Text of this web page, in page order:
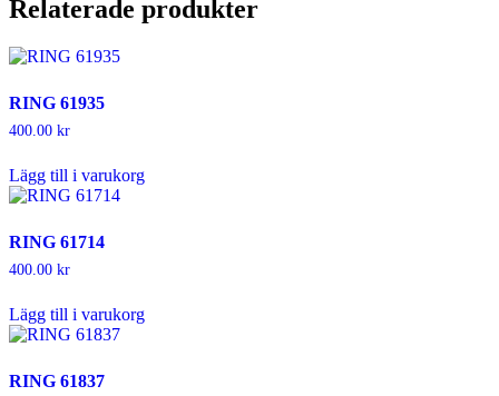
Relaterade produkter
RING 61935
400.00 kr
Lägg till i varukorg
RING 61714
400.00 kr
Lägg till i varukorg
RING 61837